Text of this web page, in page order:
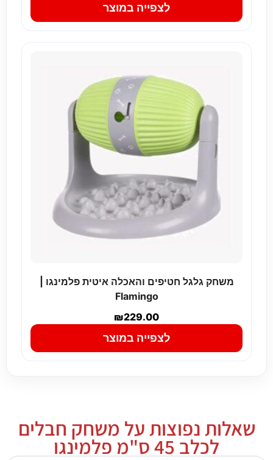
לצפייה במוצר
משחק גלגל חטיפים והאכלה איטית פלמינגו |
Flamingo
₪229.00
לצפייה במוצר
שאלות נפוצות על משחק חבלים
לכלב 45 ס"מ פלמינגו